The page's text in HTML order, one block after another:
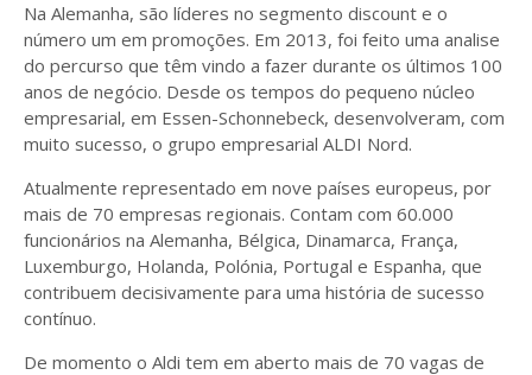
Na Alemanha, são líderes no segmento discount e o
número um em promoções. Em 2013, foi feito uma analise
do percurso que têm vindo a fazer durante os últimos 100
anos de negócio. Desde os tempos do pequeno núcleo
empresarial, em Essen-Schonnebeck, desenvolveram, com
muito sucesso, o grupo empresarial ALDI Nord.
Atualmente representado em nove países europeus, por
mais de 70 empresas regionais. Contam com 60.000
funcionários na Alemanha, Bélgica, Dinamarca, França,
Luxemburgo, Holanda, Polónia, Portugal e Espanha, que
contribuem decisivamente para uma história de sucesso
contínuo.
De momento o Aldi tem em aberto mais de 70 vagas de